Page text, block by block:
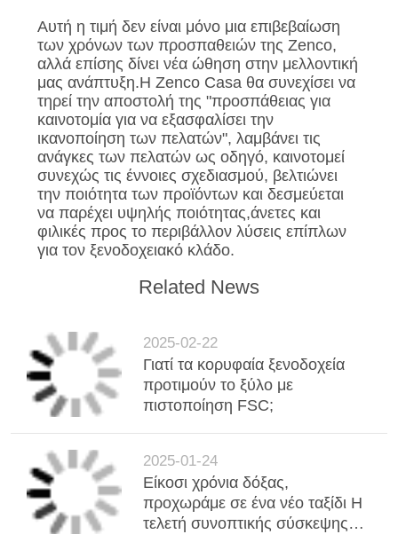
Αυτή η τιμή δεν είναι μόνο μια επιβεβαίωση
των χρόνων των προσπαθειών της Zenco,
αλλά επίσης δίνει νέα ώθηση στην μελλοντική
μας ανάπτυξη.Η Zenco Casa θα συνεχίσει να
τηρεί την αποστολή της "προσπάθειας για
καινοτομία για να εξασφαλίσει την
ικανοποίηση των πελατών", λαμβάνει τις
ανάγκες των πελατών ως οδηγό, καινοτομεί
συνεχώς τις έννοιες σχεδιασμού, βελτιώνει
την ποιότητα των προϊόντων και δεσμεύεται
να παρέχει υψηλής ποιότητας,άνετες και
φιλικές προς το περιβάλλον λύσεις επίπλων
για τον ξενοδοχειακό κλάδο.
Related News
2025-02-22
Γιατί τα κορυφαία ξενοδοχεία
προτιμούν το ξύλο με
πιστοποίηση FSC;
2025-01-24
Είκοσι χρόνια δόξας,
προχωράμε σε ένα νέο ταξίδι Η
τελετή συνοπτικής σύσκεψης